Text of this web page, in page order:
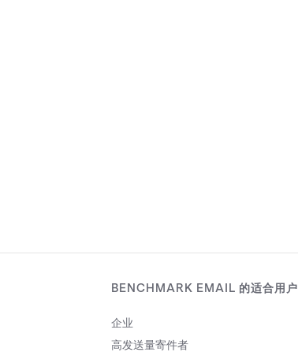
BENCHMARK EMAIL 的适合用户
企业
高发送量寄件者